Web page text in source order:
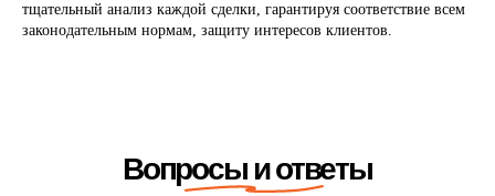
тщательный анализ каждой сделки, гарантируя соответствие всем
законодательным нормам, защиту интересов клиентов.